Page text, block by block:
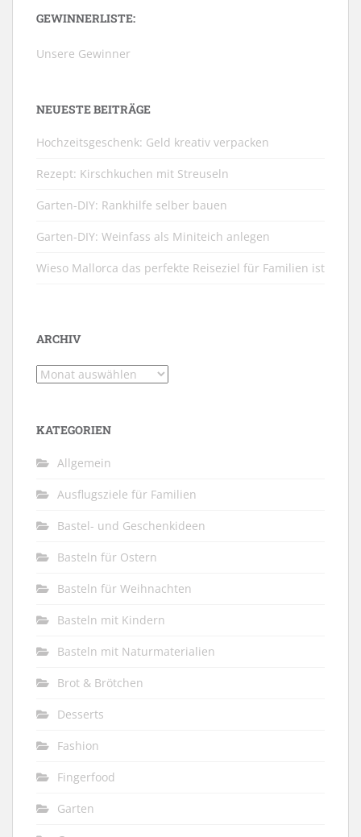
GEWINNERLISTE:
Unsere Gewinner
NEUESTE BEITRÄGE
Hochzeitsgeschenk: Geld kreativ verpacken
Rezept: Kirschkuchen mit Streuseln
Garten-DIY: Rankhilfe selber bauen
Garten-DIY: Weinfass als Miniteich anlegen
Wieso Mallorca das perfekte Reiseziel für Familien ist
ARCHIV
Archiv
KATEGORIEN
Allgemein
Ausflugsziele für Familien
Bastel- und Geschenkideen
Basteln für Ostern
Basteln für Weihnachten
Basteln mit Kindern
Basteln mit Naturmaterialien
Brot & Brötchen
Desserts
Fashion
Fingerfood
Garten